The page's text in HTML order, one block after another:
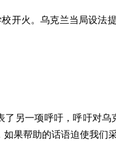
开火。乌克兰当局设法
了另一项呼吁，呼吁对乌
果帮助的话语迫使我们